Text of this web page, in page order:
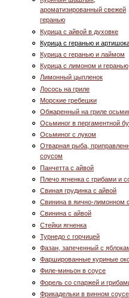
ароматизированный свежей
геранью
Курица с айвой в духовке
Курица с геранью и
Курица с геранью и лаймом
Курица с лимоном и геранью
Лимонный цыпленок
Лосось на гриле
Морские гребешки
Обжаренный на гриле
Осьминог в пергаментной
Осьминог с луком
Отварная рыба,
соусом
Панчетта с айвой
Плечо ягненка с грибами и
Свиная грудинка с айвой
Свинина в яично-лимонном
Свинина с айвой
Стейки ягненка
Турнедо с горчицей
Фазан, запеченный с
Фаршированные куриные
Филе-миньон в соусе
Форель со спаржей и
Фрикадельки в винном соусе